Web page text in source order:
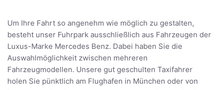
Um Ihre Fahrt so angenehm wie möglich zu gestalten,
besteht unser Fuhrpark ausschließlich aus Fahrzeugen der
Luxus-Marke Mercedes Benz. Dabei haben Sie die
Auswahlmöglichkeit zwischen mehreren
Fahrzeugmodellen. Unsere gut geschulten Taxifahrer
holen Sie pünktlich am Flughafen in München oder von